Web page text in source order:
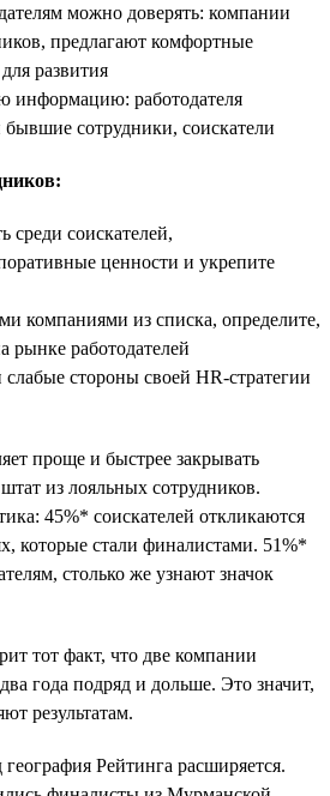
можно доверять: компании
предлагают комфортные
развития
информацию: работодателя
сотрудники, соискатели
среди соискателей,
ценности и укрепите
компаниями из списка, определите,
рынке работодателей
стороны своей HR-стратегии
проще и быстрее закрывать
из лояльных сотрудников.
45%* соискателей откликаются
которые стали финалистами. 51%*
столько же узнают значок
тот факт, что две компании
года подряд и дольше. Это значит,
результатам.
Рейтинга расширяется.